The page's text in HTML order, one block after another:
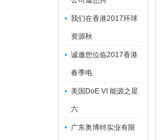
我们在香港2017环球
资源秋
诚邀您位临2017香港
春季电
美国DoE VI 能源之星
六
广东奥博特实业有限